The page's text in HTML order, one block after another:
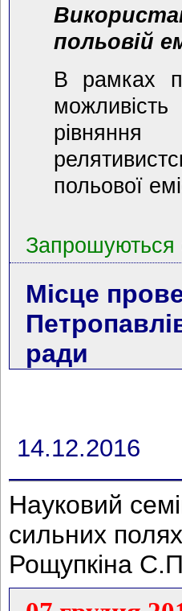
польовій
В рамках
рівняння
польової
Запрошуються
Місце
ради
14.12.2016
Науковий
сильних
Рощупкіна